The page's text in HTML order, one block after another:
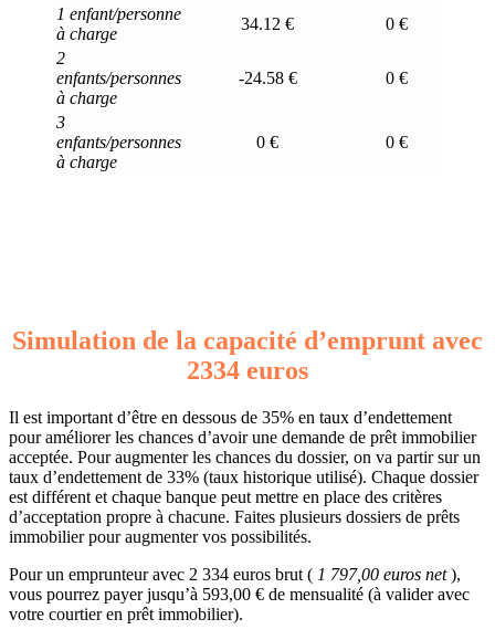
1 enfant/personne
à charge
34.12 €
0 €
2
enfants/personnes
à charge
-24.58 € 0 €
3
enfants/personnes
à charge
0 € 0 €
Simulation de la capacité d’emprunt avec
2334 euros
Il est important d’être en dessous de 35% en taux d’endettement
pour améliorer les chances d’avoir une demande de prêt immobilier
acceptée. Pour augmenter les chances du dossier, on va partir sur un
taux d’endettement de 33% (taux historique utilisé). Chaque dossier
est différent et chaque banque peut mettre en place des critères
d’acceptation propre à chacune. Faites plusieurs dossiers de prêts
immobilier pour augmenter vos possibilités.
Pour un emprunteur avec 2 334 euros brut ( 1 797,00 euros net),
vous pourrez payer jusqu’à 593,00 € de mensualité (à valider avec
votre courtier en prêt immobilier).